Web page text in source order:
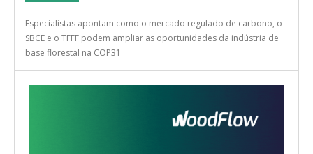
Especialistas apontam como o mercado regulado de carbono, o
SBCE e o TFFF podem ampliar as oportunidades da indústria de
base florestal na COP31